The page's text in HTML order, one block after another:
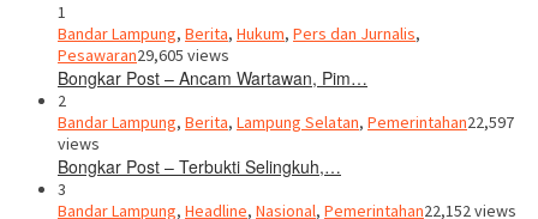
1
Bandar Lampung, Berita, Hukum, Pers dan Jurnalis,
Pesawaran29,605 views
Bongkar Post – Ancam Wartawan, Pim…
2
Bandar Lampung, Berita, Lampung Selatan, Pemerintahan22,597
views
Bongkar Post – Terbukti Selingkuh,…
3
Bandar Lampung, Headline, Nasional, Pemerintahan22,152 views